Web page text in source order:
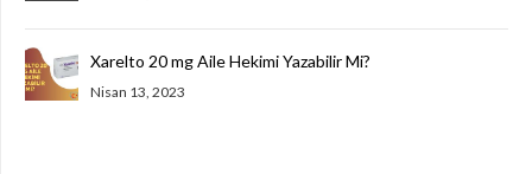
Xarelto 20 mg Aile Hekimi Yazabilir Mi?
Nisan 13, 2023